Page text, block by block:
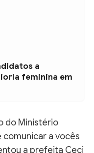
a
feminina em
do Ministério
comunicar a vocês
a prefeita Ceci